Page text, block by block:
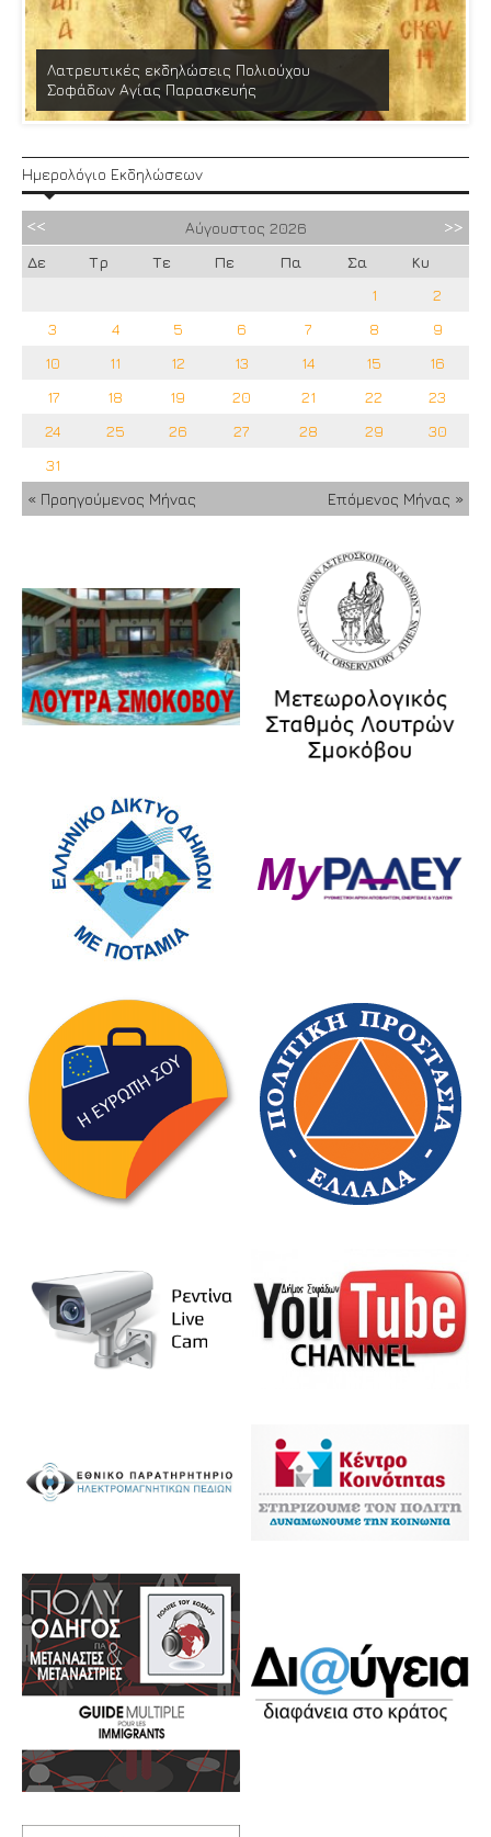
Λατρευτικές εκδηλώσεις Πολιούχου
Σοφάδων Αγίας Παρασκευής
Ημερολόγιο Εκδηλώσεων
Αύγουστος 2026
Δε
Τρ Τε Πε Πα Σα
Κυ
1
2
3
4 5 6 7 8
9
10
11 12 13 14 15
16
17
18 19 20 21 22
23
24
25 26 27 28 29
30
31
« Προηγούμενος Μήνας
Επόμενος Μήνας »